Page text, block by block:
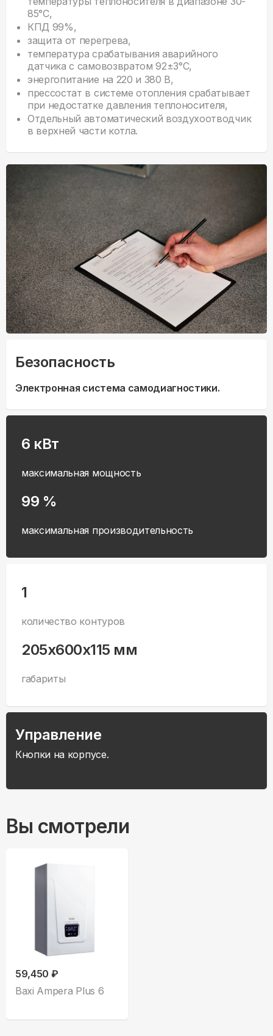
85°С,
КПД 99%,
защита от перегрева,
температура срабатывания аварийного
датчика с самовозвратом 92±3°С,
энергопитание на 220 и 380 В,
прессостат в системе отопления срабатывает
при недостатке давления теплоносителя,
Отдельный автоматический воздухоотводчик
в верхней части котла.
Безопасность
Электронная система самодиагностики.
6 кВт
максимальная мощность
99 %
максимальная производительность
1
количество контуров
205x600x115 мм
габариты
Управление
Кнопки на корпусе.
Вы смотрели
59,450 ₽
Baxi Ampera Plus 6